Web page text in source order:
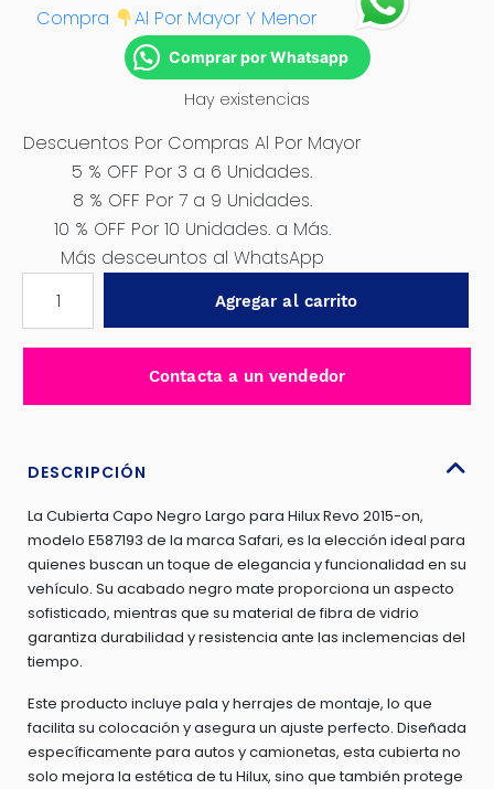
Compra
Al Por Mayor Y Menor
Comprar por Whatsapp
Hay existencias
Descuentos Por Compras Al Por Mayor
5 % OFF Por 3 a 6 Unidades.
8 % OFF Por 7 a 9 Unidades.
10 % OFF Por 10 Unidades. a Más.
Más desceuntos al WhatsApp
CAPÓ
NEGRO
REVO
ON
-
E587193
cantidad
Agregar al carrito
Contacta a un vendedor
DESCRIPCIÓN
La Cubierta Capo Negro Largo para Hilux Revo 2015-on,
modelo E587193 de la marca Safari, es la elección ideal para
quienes buscan un toque de elegancia y funcionalidad en su
vehículo. Su acabado negro mate proporciona un aspecto
sofisticado, mientras que su material de fibra de vidrio
garantiza durabilidad y resistencia ante las inclemencias del
tiempo.
Este producto incluye pala y herrajes de montaje, lo que
facilita su colocación y asegura un ajuste perfecto. Diseñada
específicamente para autos y camionetas, esta cubierta no
solo mejora la estética de tu Hilux, sino que también protege